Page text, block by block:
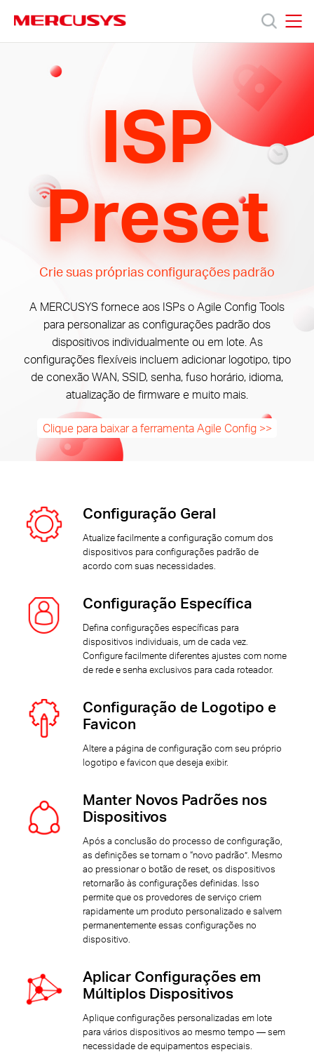
Portuguese
ISP
Preset
Crie suas próprias configurações padrão
A MERCUSYS fornece aos ISPs o Agile Config Tools
para personalizar as configurações padrão dos
dispositivos individualmente ou em lote. As
configurações flexíveis incluem adicionar logotipo, tipo
de conexão WAN, SSID, senha, fuso horário, idioma,
atualização de firmware e muito mais.
Clique para baixar a ferramenta Agile Config >>
Configuração Geral
Atualize facilmente a configuração comum dos
dispositivos para configurações padrão de
acordo com suas necessidades.
Configuração Específica
Defina configurações específicas para
dispositivos individuais, um de cada vez.
Configure facilmente diferentes ajustes com nome
de rede e senha exclusivos para cada roteador.
Configuração de Logotipo e
Favicon
Altere a página de configuração com seu próprio
logotipo e favicon que deseja exibir.
Manter Novos Padrões nos
Dispositivos
Após a conclusão do processo de configuração,
as definições se tornam o “novo padrão”. Mesmo
ao pressionar o botão de reset, os dispositivos
retornarão às configurações definidas. Isso
permite que os provedores de serviço criem
rapidamente um produto personalizado e salvem
permanentemente essas configurações no
dispositivo.
Aplicar Configurações em
Múltiplos Dispositivos
Aplique configurações personalizadas em lote
para vários dispositivos ao mesmo tempo — sem
necessidade de equipamentos especiais.